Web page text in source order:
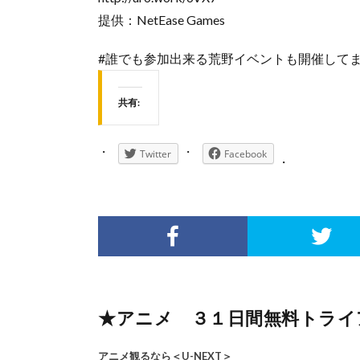
提供：NetEase Games
#誰でも参加出来る荒野イベントも開催して
共有:
Twitter Facebook
★アニメ ３１日間無料トライ
アニメ観るなら＜U-NEXT＞